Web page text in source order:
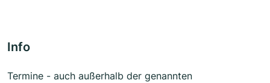
Info
Termine - auch außerhalb der genannten